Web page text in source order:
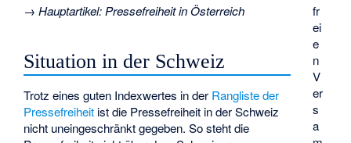
fr
ei
e
n
V
er
s
a
→Hauptartikel:Pressefreiheit in Österreich
Situation in der Schweiz
Trotz eines guten Indexwertes in der Rangliste der
Pressefreiheit ist die Pressefreiheit in der Schweiz
nicht uneingeschränkt gegeben. So steht die